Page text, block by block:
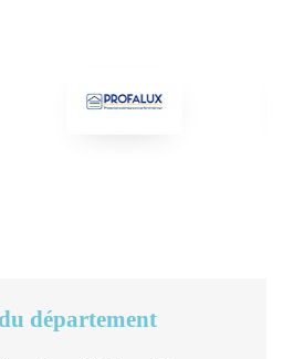
département